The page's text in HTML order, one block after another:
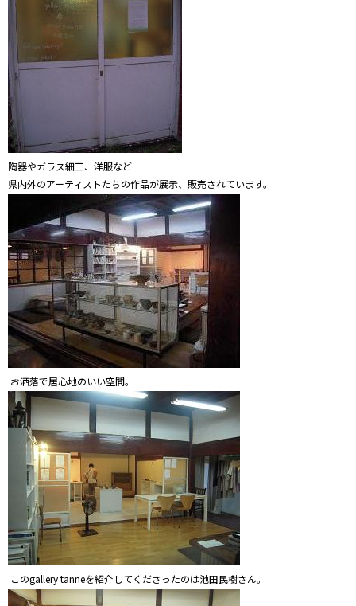
陶器やガラス細工、洋服など
県内外のアーティストたちの作品が展示、販売されています。
お洒落で居心地のいい空間。
このgallery tanneを紹介してくださったのは池田民樹さん。